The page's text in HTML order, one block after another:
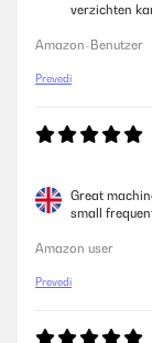
verzichten
Amazon-Benutzer
Prevedi
Great
small
Amazon user
Prevedi